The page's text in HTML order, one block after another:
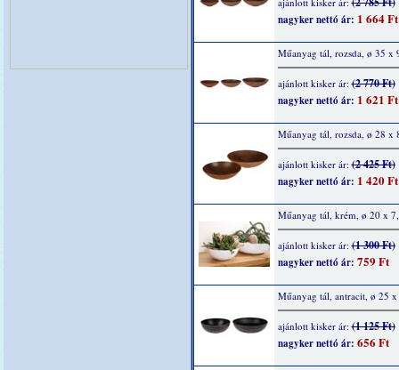
nagyker nettó ár: 1 664 Ft
Műanyag tál, rozsda, ø 35 x
ajánlott kisker ár:(2 770 Ft)
nagyker nettó ár: 1 621 Ft
Műanyag tál, rozsda, ø 28 x
ajánlott kisker ár:(2 425 Ft)
nagyker nettó ár: 1 420 Ft
Műanyag tál, krém, ø 20 x
ajánlott kisker ár:(1 300 Ft)
nagyker nettó ár: 759 Ft
Műanyag tál, antracit, ø 25
ajánlott kisker ár:(1 125 Ft)
nagyker nettó ár: 656 Ft